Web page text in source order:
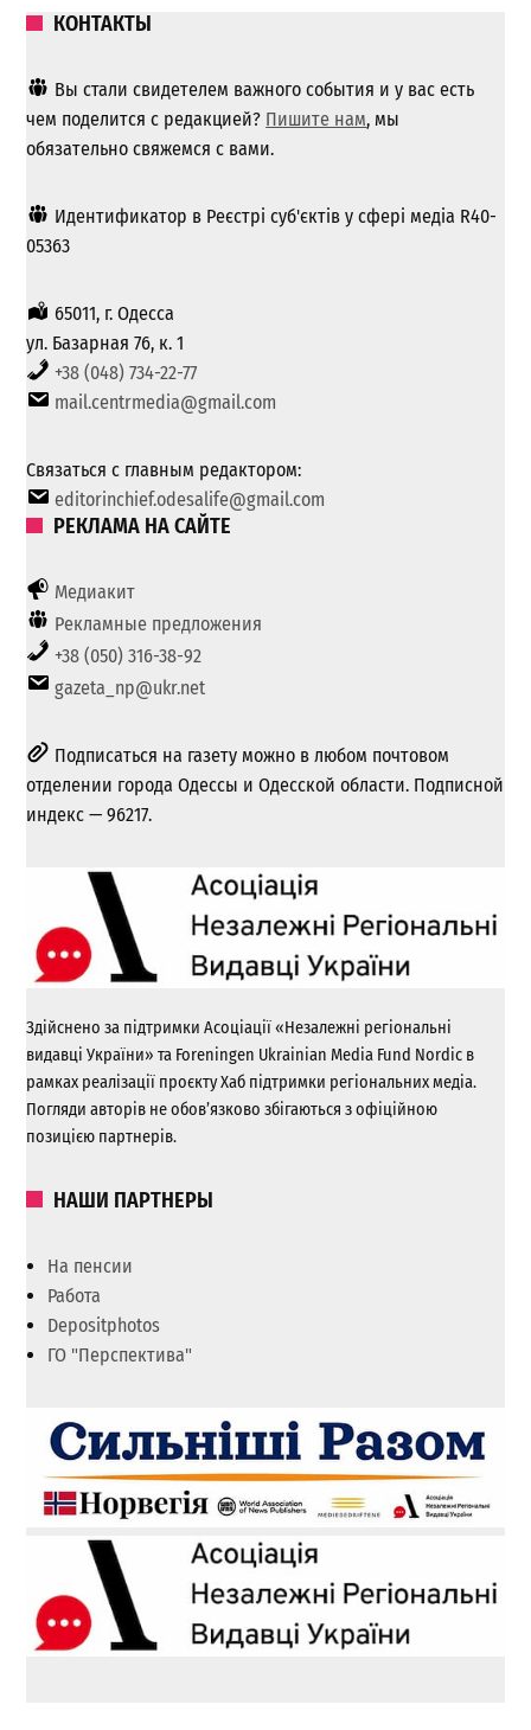
КОНТАКТЫ
Вы стали свидетелем важного события и у вас есть
чем поделится с редакцией? Пишите нам, мы
обязательно свяжемся с вами.
Идентификатор в Реєстрі суб'єктів у сфері медіа R40-
05363
65011, г. Одесса
ул. Базарная 76, к. 1
+38 (048) 734-22-77
mail.centrmedia@gmail.com
Связаться с главным редактором:
editorinchief.odesalife@gmail.com
РЕКЛАМА НА САЙТЕ
Медиакит
Рекламные предложения
+38 (050) 316-38-92
gazeta_np@ukr.net
Подписаться на газету можно в любом почтовом
отделении города Одессы и Одесской области. Подписной
индекс — 96217.
Здійснено за підтримки Асоціації «Незалежні регіональні
видавці України» та Foreningen Ukrainian Media Fund Nordic в
рамках реалізації проєкту Хаб підтримки регіональних медіа.
Погляди авторів не обов’язково збігаються з офіційною
позицією партнерів.
НАШИ ПАРТНЕРЫ
На пенсии
Работа
Depositphotos
ГО "Перспектива"